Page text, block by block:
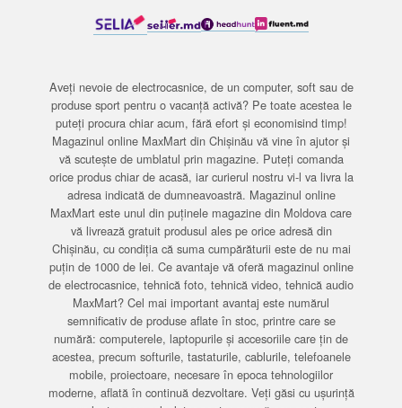
Aveți nevoie de electrocasnice, de un computer, soft sau de
produse sport pentru o vacanță activă? Pe toate acestea le
puteți procura chiar acum, fără efort și economisind timp!
Magazinul online MaxMart din Chișinău vă vine în ajutor și
vă scutește de umblatul prin magazine. Puteți comanda
orice produs chiar de acasă, iar curierul nostru vi-l va livra la
adresa indicată de dumneavoastră. Magazinul online
MaxMart este unul din puținele magazine din Moldova care
vă livrează gratuit produsul ales pe orice adresă din
Chișinău, cu condiția că suma cumpărăturii este de nu mai
puțin de 1000 de lei. Ce avantaje vă oferă magazinul online
de electrocasnice, tehnică foto, tehnică video, tehnică audio
MaxMart? Cel mai important avantaj este numărul
semnificativ de produse aflate în stoc, printre care se
numără: computerele, laptopurile și accesoriile care țin de
acestea, precum softurile, tastaturile, cablurile, telefoanele
mobile, proiectoare, necesare în epoca tehnologiilor
moderne, aflată în continuă dezvoltare. Veți găsi cu ușurință